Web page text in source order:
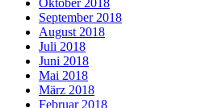
September 2018
August 2018
Juli 2018
Juni 2018
Mai 2018
März 2018
Februar 2018